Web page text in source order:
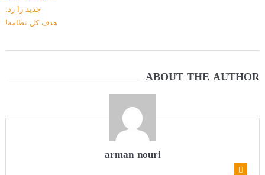
ABOUT THE AUTHOR
arman nouri